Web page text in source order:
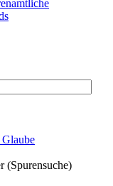
(Spurensuche)